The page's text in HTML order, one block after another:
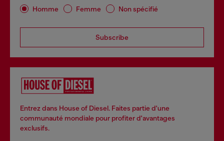
Homme Femme Non spécifié
Subscribe
Entrez dans House of Diesel. Faites partie d'une
communauté mondiale pour profiter d'avantages
exclusifs.